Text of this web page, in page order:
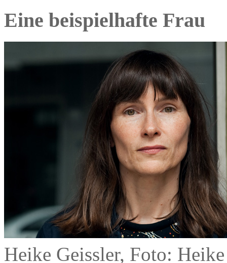
Eine beispielhafte Frau
Heike Geissler, Foto: